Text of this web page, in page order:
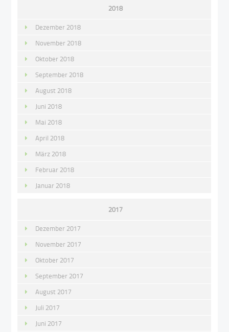
2018
Dezember 2018
November 2018
Oktober 2018
September 2018
August 2018
Juni 2018
Mai 2018
April 2018
März 2018
Februar 2018
Januar 2018
2017
Dezember 2017
November 2017
Oktober 2017
September 2017
August 2017
Juli 2017
Juni 2017